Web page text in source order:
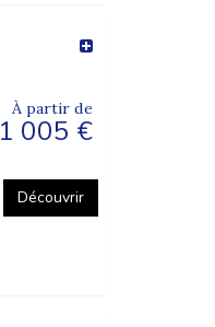
À partir de
1 005 €
Découvrir